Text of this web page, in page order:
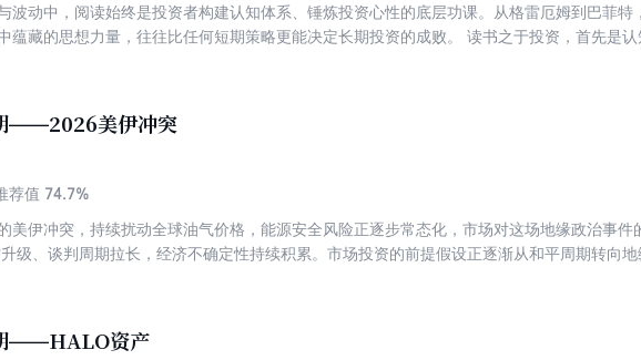
波动中，阅读始终是投资者构建认知体系、锤炼投资心性的底层功课。从格雷厄姆到巴菲特
蕴藏的思想力量，往往比任何短期策略更能决定长期投资的成败。 读书之于投资，首先是认
润率下降趋势与分红资产升值的深层规律。而《估值的标尺》读后感更警示我们：任何估值
只会伤人，知行合一才是价值投资的真正门槛。 读书的终极意义，不在于记住多少知识，而
。 本期专刊精选7篇文章，带您在书香中领悟投资智慧。
——2026美伊冲突
荐值 74.7%
美伊冲突，持续扰动全球油气价格，能源安全风险正逐步常态化，市场对这场地缘政治事件
级、谈判周期拉长，经济不确定性持续积累。市场投资的前提假设正逐渐从和平周期转向地
——HALO资产